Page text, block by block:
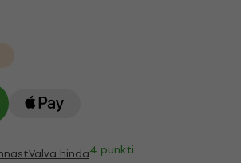
Valva hinda4 punkti